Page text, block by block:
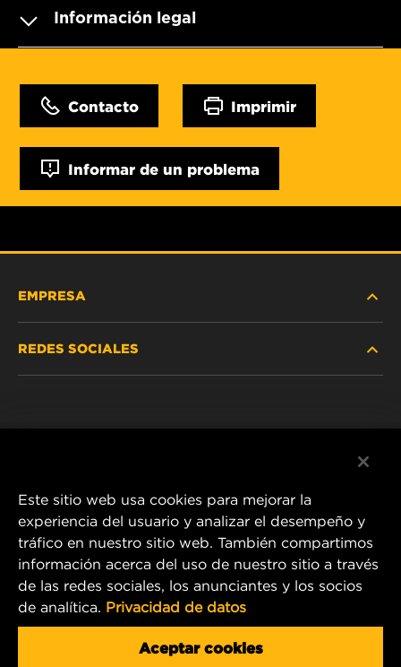
Información legal
Contacto Imprimir
Informar de un problema
EMPRESA
REDES SOCIALES
1 Wix Way
P.O. Box 1967
Gastonia, NC 28054
Product & Customer Service Email:
info.mercosur@mann-hummel.com
Este sitio web usa cookies para mejorar la
experiencia del usuario y analizar el desempeño y
tráfico en nuestro sitio web. También compartimos
información acerca del uso de nuestro sitio a través
de las redes sociales, los anunciantes y los socios
de analítica. Privacidad de datos
Aceptar cookies